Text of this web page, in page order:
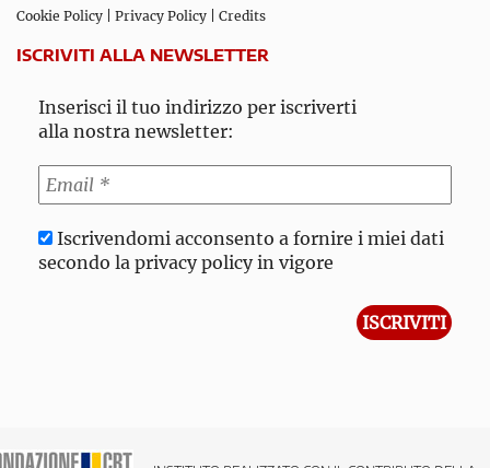
Cookie Policy Privacy Policy Credits
ISCRIVITI ALLA NEWSLETTER
Inserisci il tuo indirizzo per iscriverti
alla nostra newsletter:
Iscrivendomi acconsento a fornire i miei dati
secondo la privacy policy in vigore